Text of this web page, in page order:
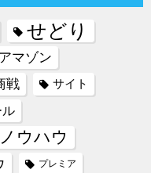
せどり
アマゾン
戦 サイト
ル
ウハウ
プレミア